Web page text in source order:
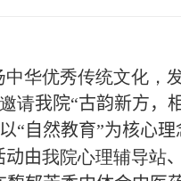
中华优秀传统文化，
邀请我院“古韵新方，
“自然教育”为核心
动由我院心理辅导站、